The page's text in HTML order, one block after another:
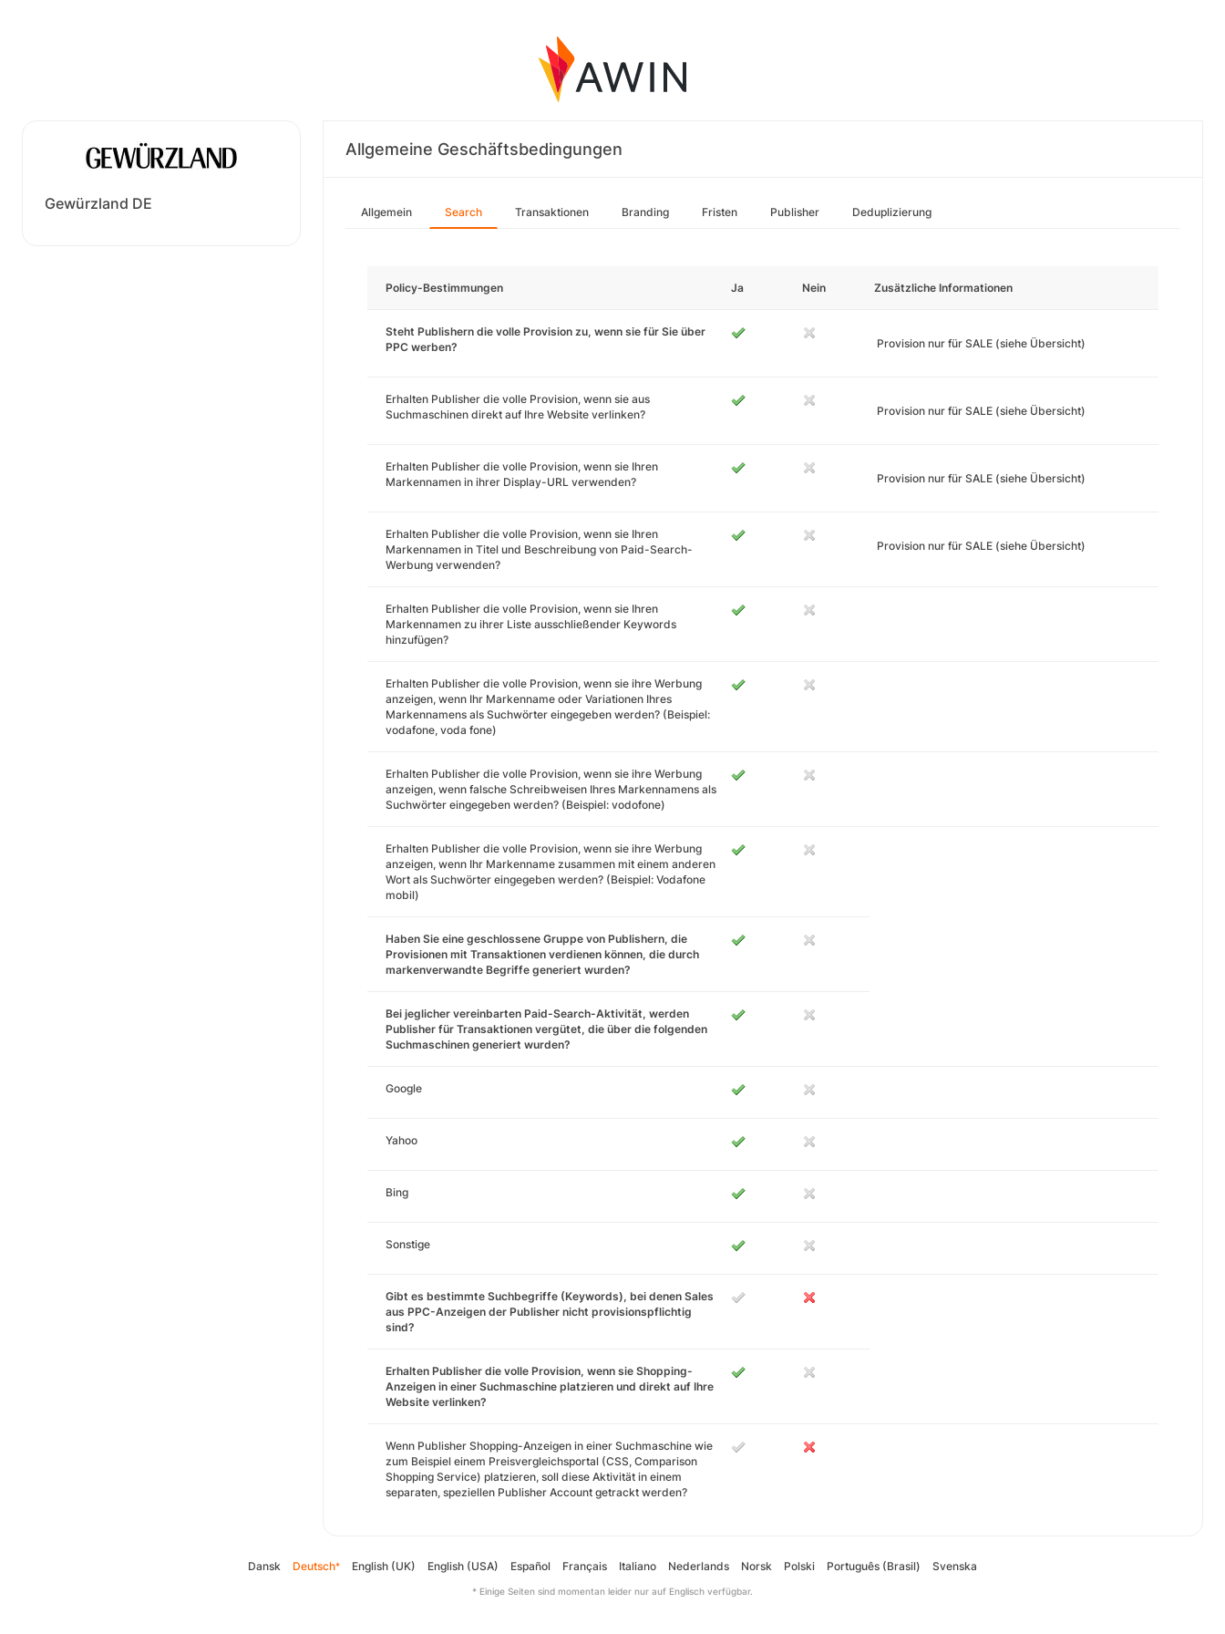
Gewürzland DE
Allgemeine Geschäftsbedingungen
Allgemein Search Transaktionen Branding Fristen Publisher Deduplizierung
Policy-Bestimmungen Ja Nein Zusätzliche Informationen
Steht Publishern die volle Provision zu, wenn sie für Sie über
PPC werben?
Provision nur für SALE (siehe Übersicht)
Erhalten Publisher die volle Provision, wenn sie aus
Suchmaschinen direkt auf Ihre Website verlinken?
Provision nur für SALE (siehe Übersicht)
Erhalten Publisher die volle Provision, wenn sie Ihren
Markennamen in ihrer Display-URL verwenden?
Provision nur für SALE (siehe Übersicht)
Erhalten Publisher die volle Provision, wenn sie Ihren
Markennamen in Titel und Beschreibung von Paid-Search-
Werbung verwenden?
Provision nur für SALE (siehe Übersicht)
Erhalten Publisher die volle Provision, wenn sie Ihren
Markennamen zu ihrer Liste ausschließender Keywords
hinzufügen?
Erhalten Publisher die volle Provision, wenn sie ihre Werbung
anzeigen, wenn Ihr Markenname oder Variationen Ihres
Markennamens als Suchwörter eingegeben werden? (Beispiel:
vodafone, voda fone)
Erhalten Publisher die volle Provision, wenn sie ihre Werbung
anzeigen, wenn falsche Schreibweisen Ihres Markennamens als
Suchwörter eingegeben werden? (Beispiel: vodofone)
Erhalten Publisher die volle Provision, wenn sie ihre Werbung
anzeigen, wenn Ihr Markenname zusammen mit einem anderen
Wort als Suchwörter eingegeben werden? (Beispiel: Vodafone
mobil)
Haben Sie eine geschlossene Gruppe von Publishern, die
Provisionen mit Transaktionen verdienen können, die durch
markenverwandte Begriffe generiert wurden?
Bei jeglicher vereinbarten Paid-Search-Aktivität, werden
Publisher für Transaktionen vergütet, die über die folgenden
Suchmaschinen generiert wurden?
Google
Yahoo
Bing
Sonstige
Gibt es bestimmte Suchbegriffe (Keywords), bei denen Sales
aus PPC-Anzeigen der Publisher nicht provisionspflichtig
sind?
Erhalten Publisher die volle Provision, wenn sie Shopping-
Anzeigen in einer Suchmaschine platzieren und direkt auf Ihre
Website verlinken?
Wenn Publisher Shopping-Anzeigen in einer Suchmaschine wie
zum Beispiel einem Preisvergleichsportal (CSS, Comparison
Shopping Service) platzieren, soll diese Aktivität in einem
separaten, speziellen Publisher Account getrackt werden?
Dansk Deutsch* English (UK) English (USA) Español Français Italiano Nederlands Norsk Polski Português (Brasil) Svenska
* Einige Seiten sind momentan leider nur auf Englisch verfügbar.